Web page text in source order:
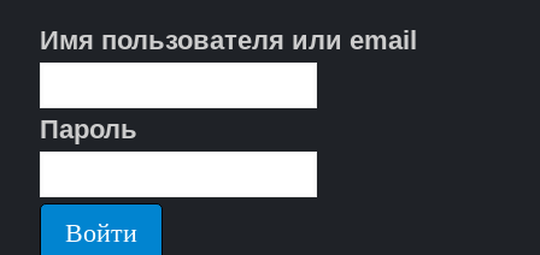
Имя пользователя или email
Пароль